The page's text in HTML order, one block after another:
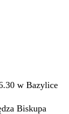
w Bazylice
Biskupa